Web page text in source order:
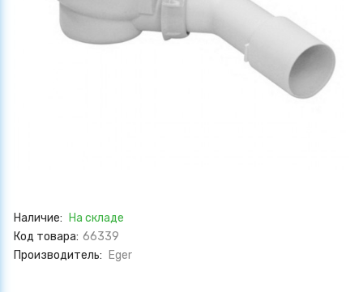
Наличие:
На складе
Код товара: 66339
Производитель:
Eger